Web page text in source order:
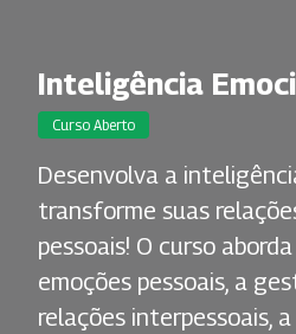
Inteligência
Curso Aberto
Desenvolva a
transforme suas
pessoais! O curso
emoções pessoais, a
relações interpessoais,